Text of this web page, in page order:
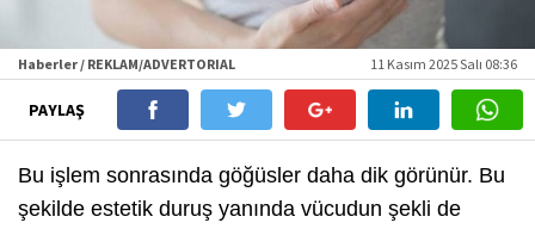
Haberler / REKLAM/ADVERTORIAL 11 Kasım 2025 Salı 08:36
PAYLAŞ
Bu işlem sonrasında göğüsler daha dik görünür. Bu
şekilde estetik duruş yanında vücudun şekli de